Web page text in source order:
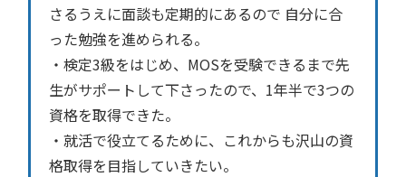
さるうえに面談も定期的にあるので 自分に合
った勉強を進められる。
・検定3級をはじめ、MOSを受験できるまで先
生がサポートして下さったので、1年半で3つの
資格を取得できた。
・就活で役立てるために、これからも沢山の資
格取得を目指していきたい。